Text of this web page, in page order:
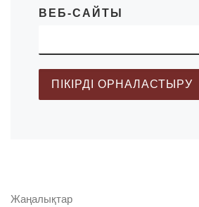
ВЕБ-САЙТЫ
Жаңалықтар